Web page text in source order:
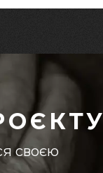
своєю